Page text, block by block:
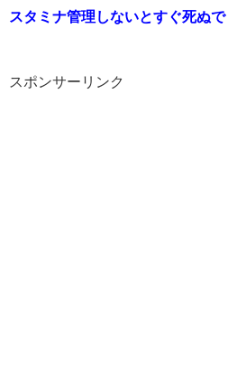
スタミナ管理しないとすぐ死ぬで
スポンサーリンク